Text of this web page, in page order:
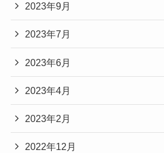
2023年9月
2023年7月
2023年6月
2023年4月
2023年2月
2022年12月